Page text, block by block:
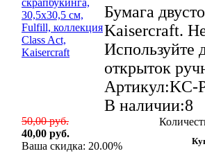
Бумага
Kaisercraft.
Используйте
открыток
Артикул:KC-
В наличии:8
50,00 руб.
40,00 руб.
Ваша скидка: 20.00%